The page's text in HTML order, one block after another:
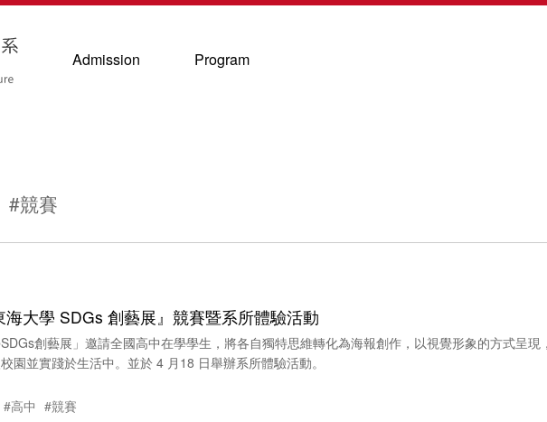
Admission Program
競賽
海大學 SDGs 創藝展』競賽暨系所體驗活動
SDGs創藝展」邀請全國高中在學學生，將各自獨特思維轉化為海報創作，以視覺形象的方式呈現
園並實踐於生活中。並於 4 月18 日舉辦系所體驗活動。
#高中 #競賽